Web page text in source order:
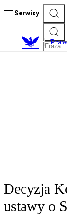
Serwisy
Decyzja
ustawy o